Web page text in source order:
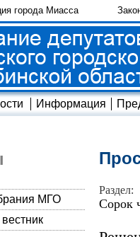
города Миасса
Информация
МГО
Раздел:
Сорок